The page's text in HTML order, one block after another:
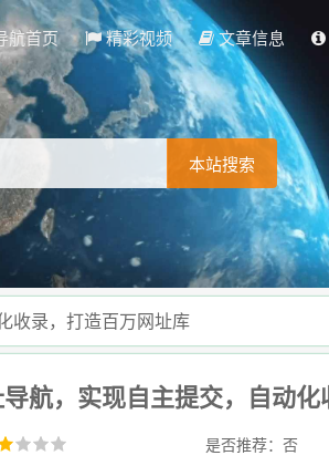
航首页 精彩视频 文章信息
本站搜索
收录，打造百万网址库
是否推荐：否